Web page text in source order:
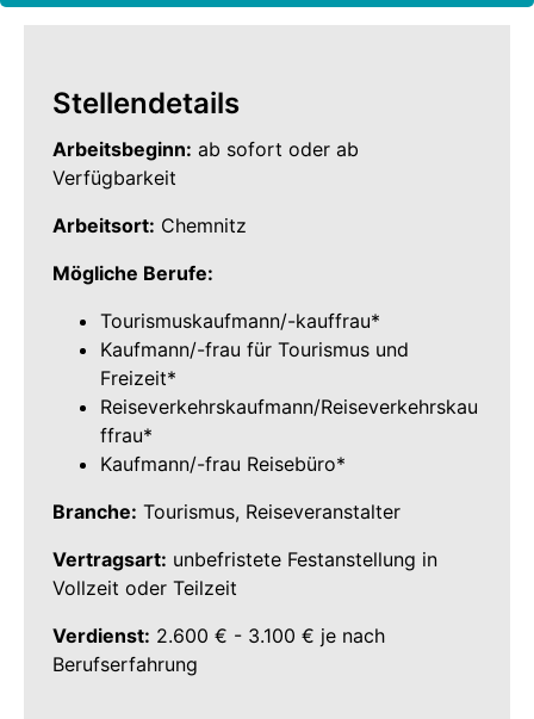
Stellendetails
Arbeitsbeginn: ab sofort oder ab
Verfügbarkeit
Arbeitsort: Chemnitz
Mögliche Berufe:
Tourismuskaufmann/-kauffrau*
Kaufmann/-frau für Tourismus und
Freizeit*
Reiseverkehrskaufmann/Reiseverkehrskau
ffrau*
Kaufmann/-frau Reisebüro*
Branche: Tourismus, Reiseveranstalter
Vertragsart: unbefristete Festanstellung in
Vollzeit oder Teilzeit
Verdienst: 2.600 € - 3.100 € je nach
Berufserfahrung